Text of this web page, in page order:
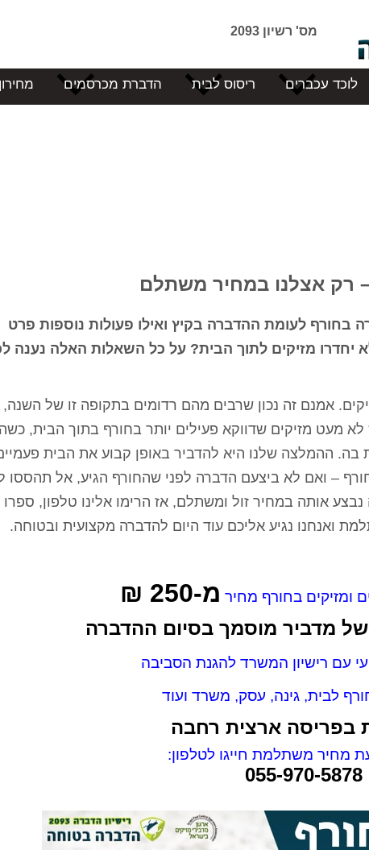
מס' רשיון 2093
לוכד עכברים ריסוס לבית הדברת מכרסמים
רק אצלנו במחיר משתלם
לעומת ההדברה בקיץ ואילו פעולות נוספות פרט
יחדרו מזיקים לתוך הבית? על כל השאלות האלה נענה
אמנם זה נכון שרבים מהם רדומים בתקופה זו של
מעט מזיקים שדווקא פעילים יותר בחורף בתוך הבית,
בה. ההמלצה שלנו היא להדביר באופן קבוע את הבית
– ואם לא ביצעם הדברה לפני שהחורף הגיע, אל תהססו
אותה במחיר זול ומשתלם, אז הרימו אלינו טלפון, ספרו
ואנחנו נגיע אליכם עוד היום להדברה מקצועית ובטוחה.
ומזיקים בחורף מחיר מ-250 ₪
מדביר מוסמך בסיום ההדברה
עם רישיון המשרד להגנת הסביבה
לבית, גינה, עסק, משרד ועוד
בפריסה ארצית רחבה
מחיר משתלמת חייגו לטלפון:
055-970-5878
Liat Shavit Grievink
Woolf